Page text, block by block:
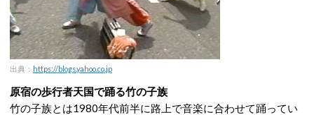
出典： https://blogs.yahoo.co.jp
原宿の歩行者天国で踊る竹の子族
竹の子族とは1980年代前半に路上で音楽に合わせて踊ってい